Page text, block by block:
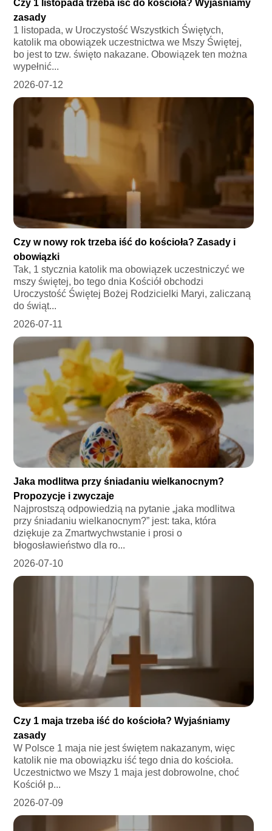
Czy 1 listopada trzeba iść do kościoła? Wyjaśniamy
zasady
1 listopada, w Uroczystość Wszystkich Świętych,
katolik ma obowiązek uczestnictwa we Mszy Świętej,
bo jest to tzw. święto nakazane. Obowiązek ten można
wypełnić...
2026-07-12
Czy w nowy rok trzeba iść do kościoła? Zasady i
obowiązki
Tak, 1 stycznia katolik ma obowiązek uczestniczyć we
mszy świętej, bo tego dnia Kościół obchodzi
Uroczystość Świętej Bożej Rodzicielki Maryi, zaliczaną
do świąt...
2026-07-11
Jaka modlitwa przy śniadaniu wielkanocnym?
Propozycje i zwyczaje
Najprostszą odpowiedzią na pytanie „jaka modlitwa
przy śniadaniu wielkanocnym?” jest: taka, która
dziękuje za Zmartwychwstanie i prosi o
błogosławieństwo dla ro...
2026-07-10
Czy 1 maja trzeba iść do kościoła? Wyjaśniamy
zasady
W Polsce 1 maja nie jest świętem nakazanym, więc
katolik nie ma obowiązku iść tego dnia do kościoła.
Uczestnictwo we Mszy 1 maja jest dobrowolne, choć
Kościół p...
2026-07-09